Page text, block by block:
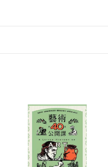
易解除權合理例外情事適用
所銷售之商品為電子書，
樂天市場，並於「我的訂單
後將為您辦理退款事宜。
/退貨，恕無法以單支商品取
登入帳號
Login